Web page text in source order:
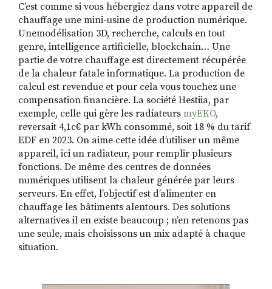
C’est comme si vous hébergiez dans votre appareil de
chauffage une mini-usine de production numérique.
Unemodélisation 3D, recherche, calculs en tout
genre, intelligence artificielle, blockchain… Une
partie de votre chauffage est directement récupérée
de la chaleur fatale informatique. La production de
calcul est revendue et pour cela vous touchez une
compensation financière. La société Hestiia, par
exemple, celle qui gère les radiateurs myEKO,
reversait 4,1c€ par kWh consommé, soit 18 % du tarif
EDF en 2023. On aime cette idée d’utiliser un même
appareil, ici un radiateur, pour remplir plusieurs
fonctions. De même des centres de données
numériques utilisent la chaleur générée par leurs
serveurs. En effet, l’objectif est d’alimenter en
chauffage les bâtiments alentours. Des solutions
alternatives il en existe beaucoup ; n’en retenons pas
une seule, mais choisissons un mix adapté à chaque
situation.